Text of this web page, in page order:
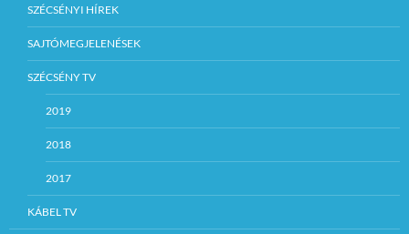
SZÉCSÉNYI HÍREK
SAJTÓMEGJELENÉSEK
SZÉCSÉNY TV
2019
2018
2017
KÁBEL TV